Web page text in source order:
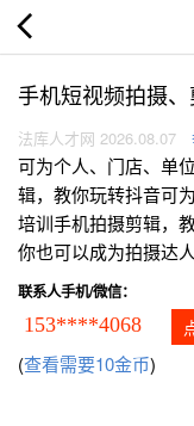
手机短视频拍摄
法库人才网 2026.08.07
可为个人、门店、单
辑，教你玩转抖音可
培训手机拍摄剪辑，
你也可以成为拍摄达人
联系人手机/微信：
153****4068
(查看需要10金币)